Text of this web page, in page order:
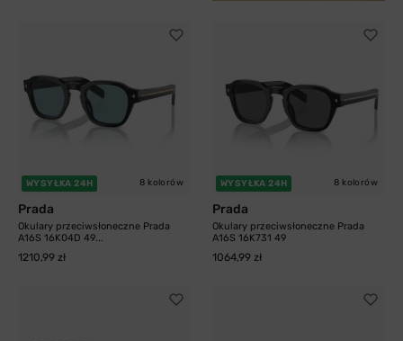
WYSYŁKA 24H 8 kolorów
Prada
Okulary przeciwsłoneczne Prada
A16S 16K04D 49...
1210,99 zł
WYSYŁKA 24H 8 kolorów
Prada
Okulary przeciwsłoneczne Prada
A16S 16K731 49
1064,99 zł